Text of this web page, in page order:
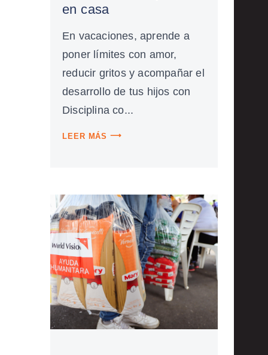
en casa
En vacaciones, aprende a
poner límites con amor,
reducir gritos y acompañar el
desarrollo de tus hijos con
Disciplina co...
LEER MÁS